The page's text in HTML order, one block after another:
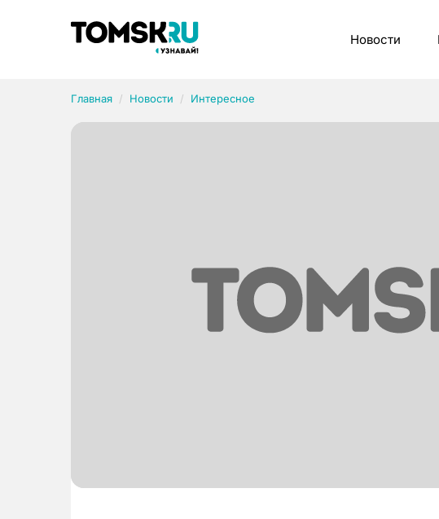
Новости
Главная Новости Интересное
Рубрики